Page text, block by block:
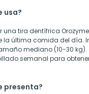
usa?
una tira dentífrica
la última comida del día.
mediano (10-30
semanal para
presenta?